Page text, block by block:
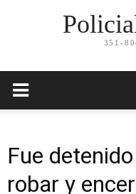
351-
Fue
robar y